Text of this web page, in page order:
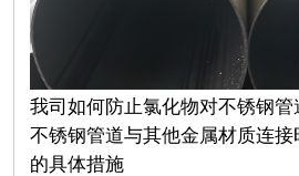
我司如何防止氯化物对不锈钢管
不锈钢管道与其他金属材质连
的具体措施